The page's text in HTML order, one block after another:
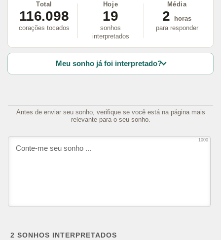
Total
116.098
corações tocados
Hoje
19
sonhos
interpretados
Média
2
horas
para responder
Meu sonho já foi interpretado?
Antes de enviar seu sonho, verifique se você está na página mais
relevante para o seu sonho.
1000
2 SONHOS INTERPRETADOS